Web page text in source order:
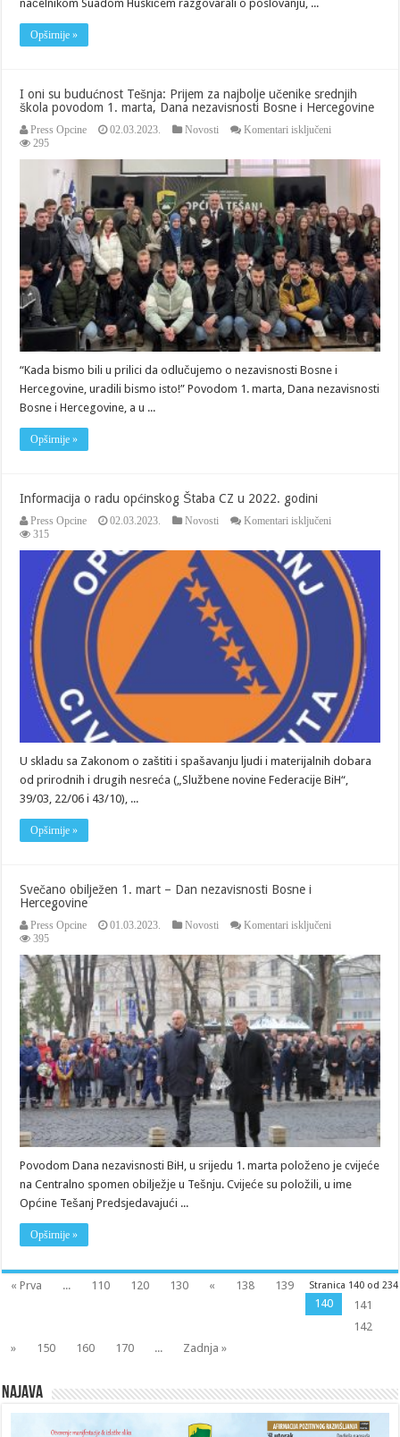
načelnikom Suadom Huskićem razgovarali o poslovanju, ...
Opširnije »
I oni su budućnost Tešnja: Prijem za najbolje učenike srednjih
škola povodom 1. marta, Dana nezavisnosti Bosne i Hercegovine
Press Opcine 02.03.2023. Novosti Komentari isključeni
Prijem
za
najbolje
učenike
srednjih
škola
povodom
1.
marta,
Dana
nezavisnosti
i
Hercegovine
295
“Kada bismo bili u prilici da odlučujemo o nezavisnosti Bosne i
Hercegovine, uradili bismo isto!” Povodom 1. marta, Dana nezavisnosti
Bosne i Hercegovine, a u ...
Opširnije »
Informacija o radu općinskog Štaba CZ u 2022. godini
Press Opcine 02.03.2023. Novosti Komentari isključeni
radu
općinskog
Štaba
CZ
2022.
315
U skladu sa Zakonom o zaštiti i spašavanju ljudi i materijalnih dobara
od prirodnih i drugih nesreća („Službene novine Federacije BiH“,
39/03, 22/06 i 43/10), ...
Opširnije »
Svečano obilježen 1. mart – Dan nezavisnosti Bosne i
Hercegovine
Press Opcine 01.03.2023. Novosti Komentari isključeni
1.
mart
Dan
nezavisnosti
Bosne
i
Hercegovine
395
Povodom Dana nezavisnosti BiH, u srijedu 1. marta položeno je cvijeće
na Centralno spomen obilježje u Tešnju. Cvijeće su položili, u ime
Općine Tešanj Predsjedavajući ...
Opširnije »
Stranica 140 od 234
« Prva ... 110 120 130 « 138
139
140
141
142
»
150 160 170 ... Zadnja »
Najava